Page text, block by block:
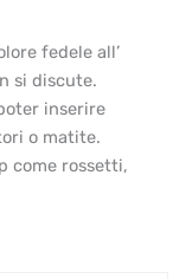
fedele all’
si discute.
inserire
o matite.
come rossetti,